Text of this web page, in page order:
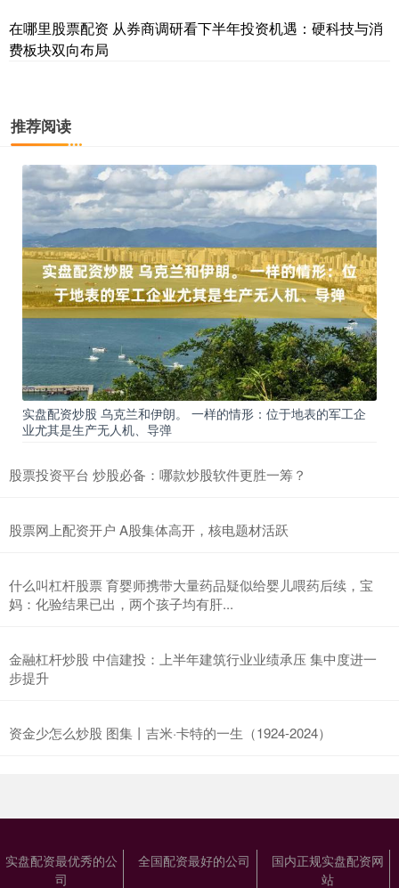
在哪里股票配资 从券商调研看下半年投资机遇：硬科技与消
费板块双向布局
推荐阅读
实盘配资炒股 乌克兰和伊朗。 一样的情形：位于地表的军工企
业尤其是生产无人机、导弹
股票投资平台 炒股必备：哪款炒股软件更胜一筹？
股票网上配资开户 A股集体高开，核电题材活跃
什么叫杠杆股票 育婴师携带大量药品疑似给婴儿喂药后续，宝
妈：化验结果已出，两个孩子均有肝...
金融杠杆炒股 中信建投：上半年建筑行业业绩承压 集中度进一
步提升
资金少怎么炒股 图集丨吉米·卡特的一生（1924-2024）
实盘配资最优秀的公
司
全国配资最好的公司
国内正规实盘配资网
站